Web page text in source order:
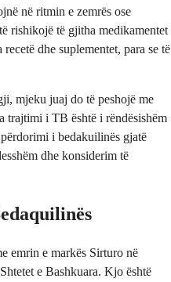
në ritmin e zemrës ose
rishikojë të gjitha medikamentet
dhe suplementet, para se të
mjeku juaj do të peshojë me
trajtimi i TB është i rëndësishëm
i bedakuilinës gjatë
dhe konsiderim të
emrin e markës Sirturo në
e Bashkuara. Kjo është